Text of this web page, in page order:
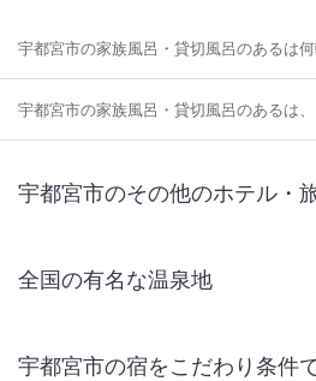
宇都宮市の家族風呂・貸切風呂のあるは
宇都宮市の家族風呂・貸切風呂のあるは
宇都宮市のその他のホテル・
全国の有名な温泉地
宇都宮市の宿をこだわり条件